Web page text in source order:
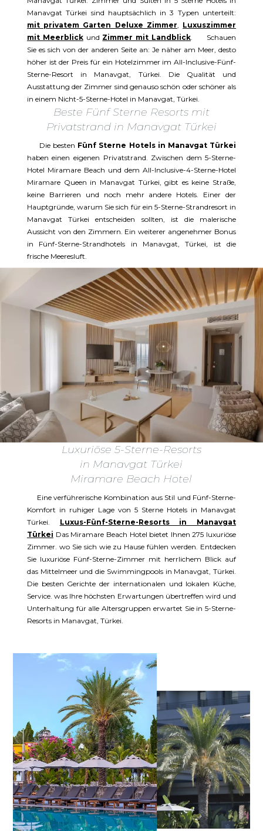
Manavgat Türkei sind hauptsächlich in 3 Typen unterteilt:
mit privatem Garten Deluxe Zimmer, Luxuszimmer
mit Meerblickund Zimmer mit Landblick. Schauen
Sie es sich von der anderen Seite an: Je näher am Meer, desto
höher ist der Preis für ein Hotelzimmer im All-Inclusive-Fünf-
Sterne-Resort in Manavgat, Türkei. Die Qualität und
Ausstattung der Zimmer sind genauso schön oder schöner als
in einem Nicht-5-Sterne-Hotel in Manavgat, Türkei.
Beste Fünf Sterne Resorts mit
Privatstrand in Manavgat Türkei
Die besten Fünf Sterne Hotels in Manavgat Türkei
haben einen eigenen Privatstrand. Zwischen dem 5-Sterne-
Hotel Miramare Beach und dem All-Inclusive-4-Sterne-Hotel
Miramare Queen in Manavgat Türkei, gibt es keine Straße,
keine Barrieren und noch mehr andere Hotels. Einer der
Hauptgründe, warum Sie sich für ein 5-Sterne-Strandresort in
Manavgat Türkei entscheiden sollten, ist die malerische
Aussicht von den Zimmern. Ein weiterer angenehmer Bonus
in Fünf-Sterne-Strandhotels in Manavgat, Türkei, ist die
frische Meeresluft.
Luxuriöse 5-Sterne-Resorts
in Manavgat Türkei
Miramare Beach Hotel
Eine verführerische Kombination aus Stil und Fünf-Sterne-
Komfort in ruhiger Lage von 5 Sterne Hotels in Manavgat
Türkei. Luxus-Fünf-Sterne-Resorts in Manavgat
Türkei Das Miramare Beach Hotel bietet Ihnen 275 luxuriöse
Zimmer. wo Sie sich wie zu Hause fühlen werden. Entdecken
Sie luxuriöse Fünf-Sterne-Zimmer mit herrlichem Blick auf
das Mittelmeer und die Swimmingpools in Manavgat, Türkei.
Die besten Gerichte der internationalen und lokalen Küche,
Service. was Ihre höchsten Erwartungen übertreffen wird und
Unterhaltung für alle Altersgruppen erwartet Sie in 5-Sterne-
Resorts in Manavgat, Türkei.